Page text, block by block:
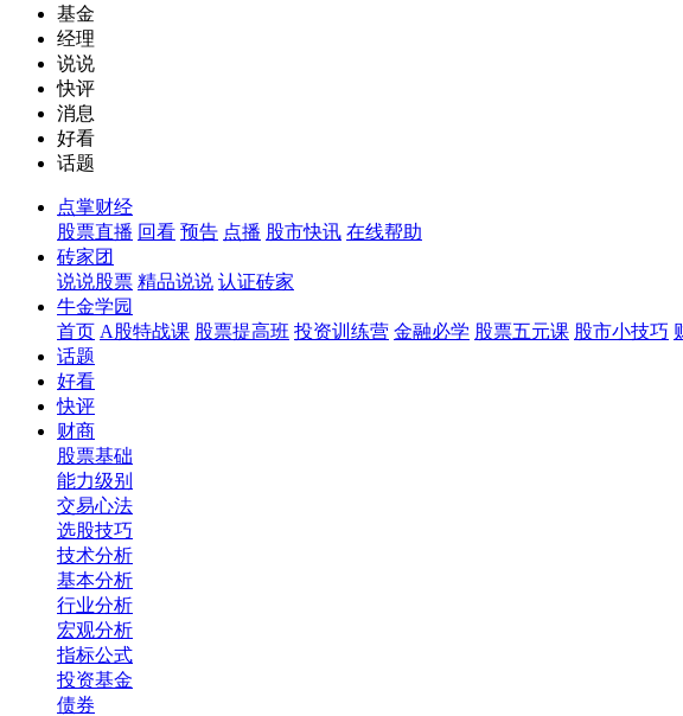
基金
经理
说说
快评
消息
好看
话题
点掌财经
股票直播 回看 预告 点播 股市快讯 在线帮助
砖家团
说说股票 精品说说 认证砖家
牛金学园
首页 A股特战课 股票提高班 投资训练营 金融必学 股票五元课 股市小技巧
话题
好看
快评
财商
股票基础
能力级别
交易心法
选股技巧
技术分析
基本分析
行业分析
宏观分析
指标公式
投资基金
债券